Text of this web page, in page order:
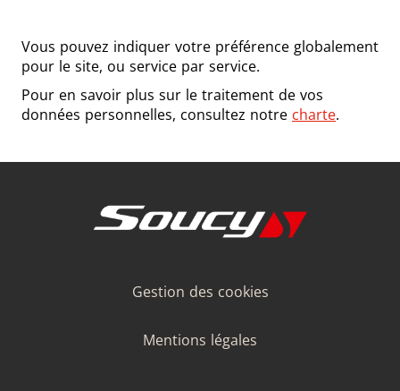
Vous pouvez indiquer votre préférence globalement
pour le site, ou service par service.
Pour en savoir plus sur le traitement de vos
données personnelles, consultez notre charte.
Gestion des cookies
Mentions légales